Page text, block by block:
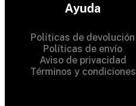
Ayuda
Políticas de devolución
Políticas de envío
Aviso de privacidad
Términos y condiciones